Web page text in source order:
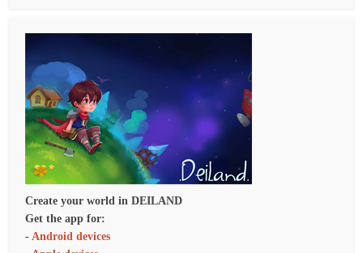
Create your world in DEILAND
Get the app for:
- Android devices